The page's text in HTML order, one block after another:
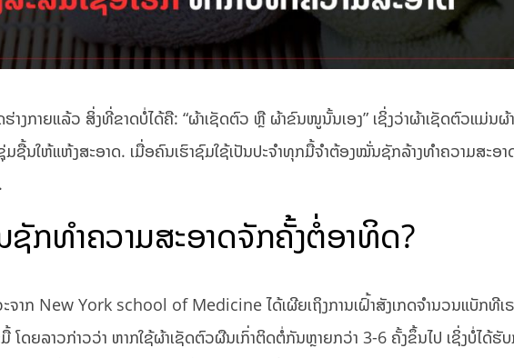
າງກາຍແລ້ວ ສິ່ງທີ່ຂາດບໍ່ໄດ້ຄື: “ຜ້າເຊັດຕົວ ຫຼື ຜ້າຂົນໜູນັ້ນເອງ” ເຊິ່ງວ່າຜ້າເຊັດຕົວແມ່ນຜ້
ມຊື້ນໃຫ້ແຫ້ງສະອາດ. ເມື່ອຄົນເຮົາຊົມໃຊ້ເປັນປະຈຳທຸກມື້ຈຳຕ້ອງໝັ່ນຊັກລ້າງທຳຄວາມສະອ
ກທຳຄວາມສະອາດຈັກຄັ້ງຕໍ່ອາທິດ?
ຈາກ New York school of Medicine ໄດ້ເຜີຍເຖິງການເຝົ້າສັງເກດຈຳນວນແບັກທີ
ດຍລາວກ່າວວ່າ ຫາກໃຊ້ຜ້າເຊັດຕົວຜືນເກົ່າຕິດຕໍ່ກັນຫຼາຍກວ່າ 3-6 ຄັ້ງຂຶ້ນໄປ ເຊິ່ງບໍ່ໄດ້ຮັ